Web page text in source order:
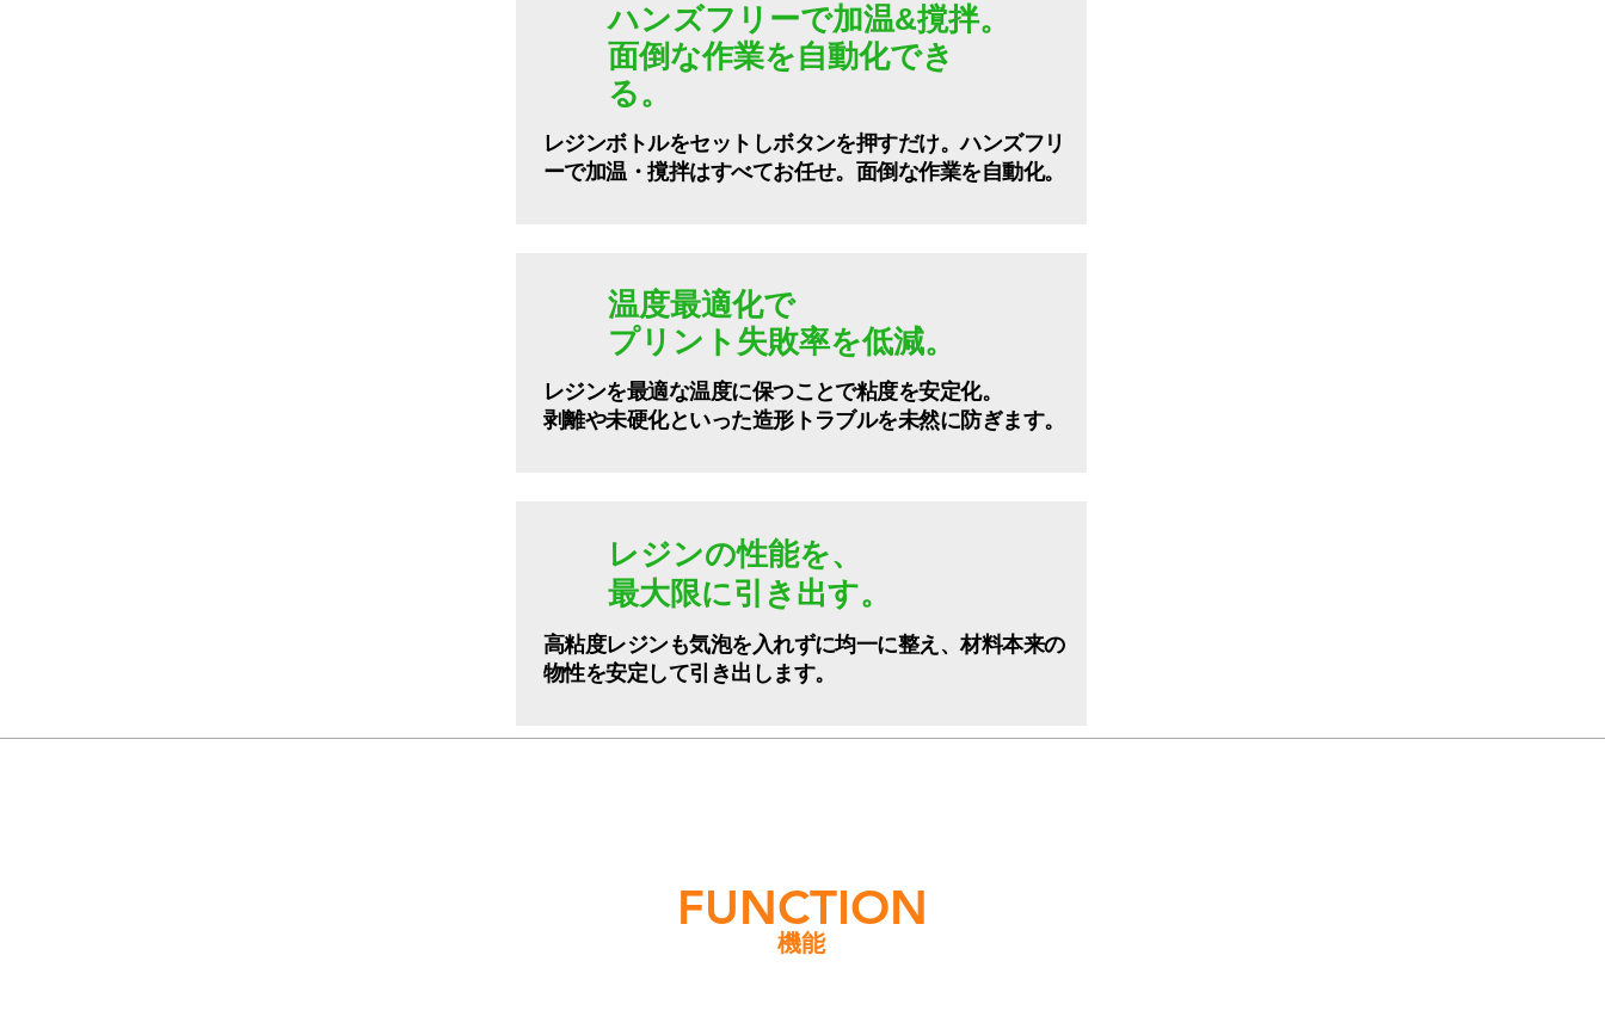
ハンズフリーで加温&撹拌。
面倒な作業を自動化でき
る。
レジンボトルをセットしボタンを押すだけ。ハンズフリ
ーで加温・撹拌はすべてお任せ。面倒な作業を自動化。​
温度最適化で
プリント失敗率を低減。
レジンを最適な温度に保つことで粘度を安定化。
剥離や未硬化といった造形トラブルを未然に防ぎます。
レジンの性能を、
最大限に引き出す。
高粘度レジンも気泡を入れずに均一に整え、材料本来の
物性を安定して引き出します。
FUNCTION
機能